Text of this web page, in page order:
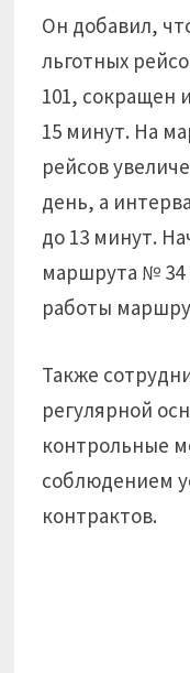
Он добавил,
льготных
101, сокращен
15 минут. На
рейсов
день, а
до 13 минут.
маршрута № 34
работы
Также
регулярной
контрольные
соблюдением
контрактов.